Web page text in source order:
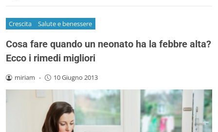
Crescita Salute e benessere
Cosa fare quando un neonato ha la febbre alta?
Ecco i rimedi migliori
miriam - 10 Giugno 2013